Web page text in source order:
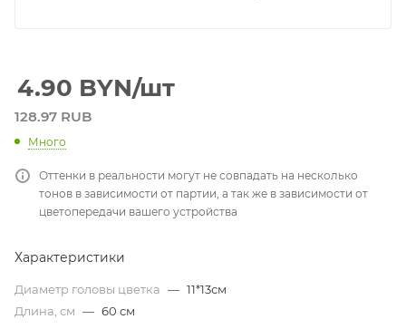
4.90 BYN/шт
128.97 RUB
Много
Оттенки в реальности могут не совпадать на несколько
тонов в зависимости от партии, а так же в зависимости от
цветопередачи вашего устройства
Характеристики
Диаметр головы цветка — 11*13см
Длина, см — 60 см